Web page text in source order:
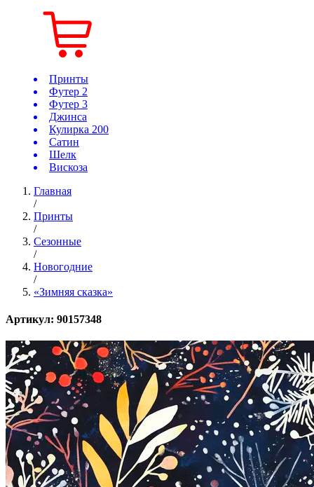
Принты
Футер 2
Футер 3
Джинса
Кулирка 200
Сатин
Шелк
Вискоза
Главная
/
Принты
/
Сезонные
/
Новогодние
/
«Зимняя сказка»
Артикул: 90157348